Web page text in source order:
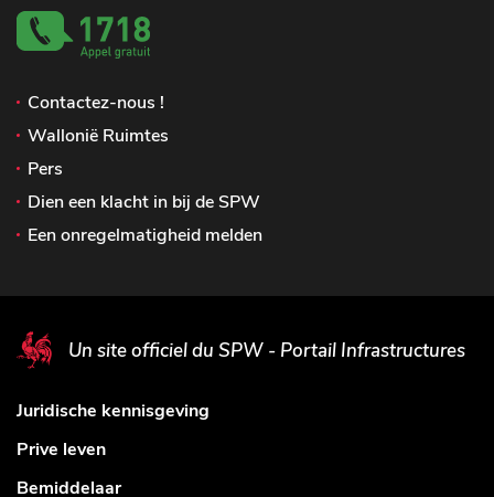
Contactez-nous !
Wallonië Ruimtes
Pers
Dien een klacht in bij de SPW
Een onregelmatigheid melden
Un site officiel du SPW - Portail Infrastructures
Juridische kennisgeving
Prive leven
Bemiddelaar